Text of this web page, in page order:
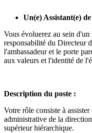
Un(e) Assistant(e)
Vous évoluerez au sein
responsabilité du Directeur
l'ambassadeur et le porte
aux valeurs et l'identité de
Description du poste :
Votre rôle consiste à
administrative de la
supérieur hiérarchique.